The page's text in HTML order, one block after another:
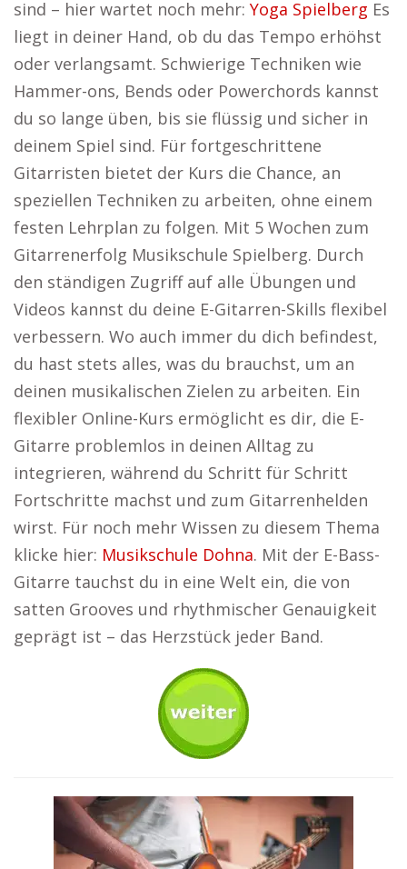
sind – hier wartet noch mehr: Yoga Spielberg Es
liegt in deiner Hand, ob du das Tempo erhöhst
oder verlangsamt. Schwierige Techniken wie
Hammer-ons, Bends oder Powerchords kannst
du so lange üben, bis sie flüssig und sicher in
deinem Spiel sind. Für fortgeschrittene
Gitarristen bietet der Kurs die Chance, an
speziellen Techniken zu arbeiten, ohne einem
festen Lehrplan zu folgen. Mit 5 Wochen zum
Gitarrenerfolg Musikschule Spielberg. Durch
den ständigen Zugriff auf alle Übungen und
Videos kannst du deine E-Gitarren-Skills flexibel
verbessern. Wo auch immer du dich befindest,
du hast stets alles, was du brauchst, um an
deinen musikalischen Zielen zu arbeiten. Ein
flexibler Online-Kurs ermöglicht es dir, die E-
Gitarre problemlos in deinen Alltag zu
integrieren, während du Schritt für Schritt
Fortschritte machst und zum Gitarrenhelden
wirst. Für noch mehr Wissen zu diesem Thema
klicke hier: Musikschule Dohna. Mit der E-Bass-
Gitarre tauchst du in eine Welt ein, die von
satten Grooves und rhythmischer Genauigkeit
geprägt ist – das Herzstück jeder Band.